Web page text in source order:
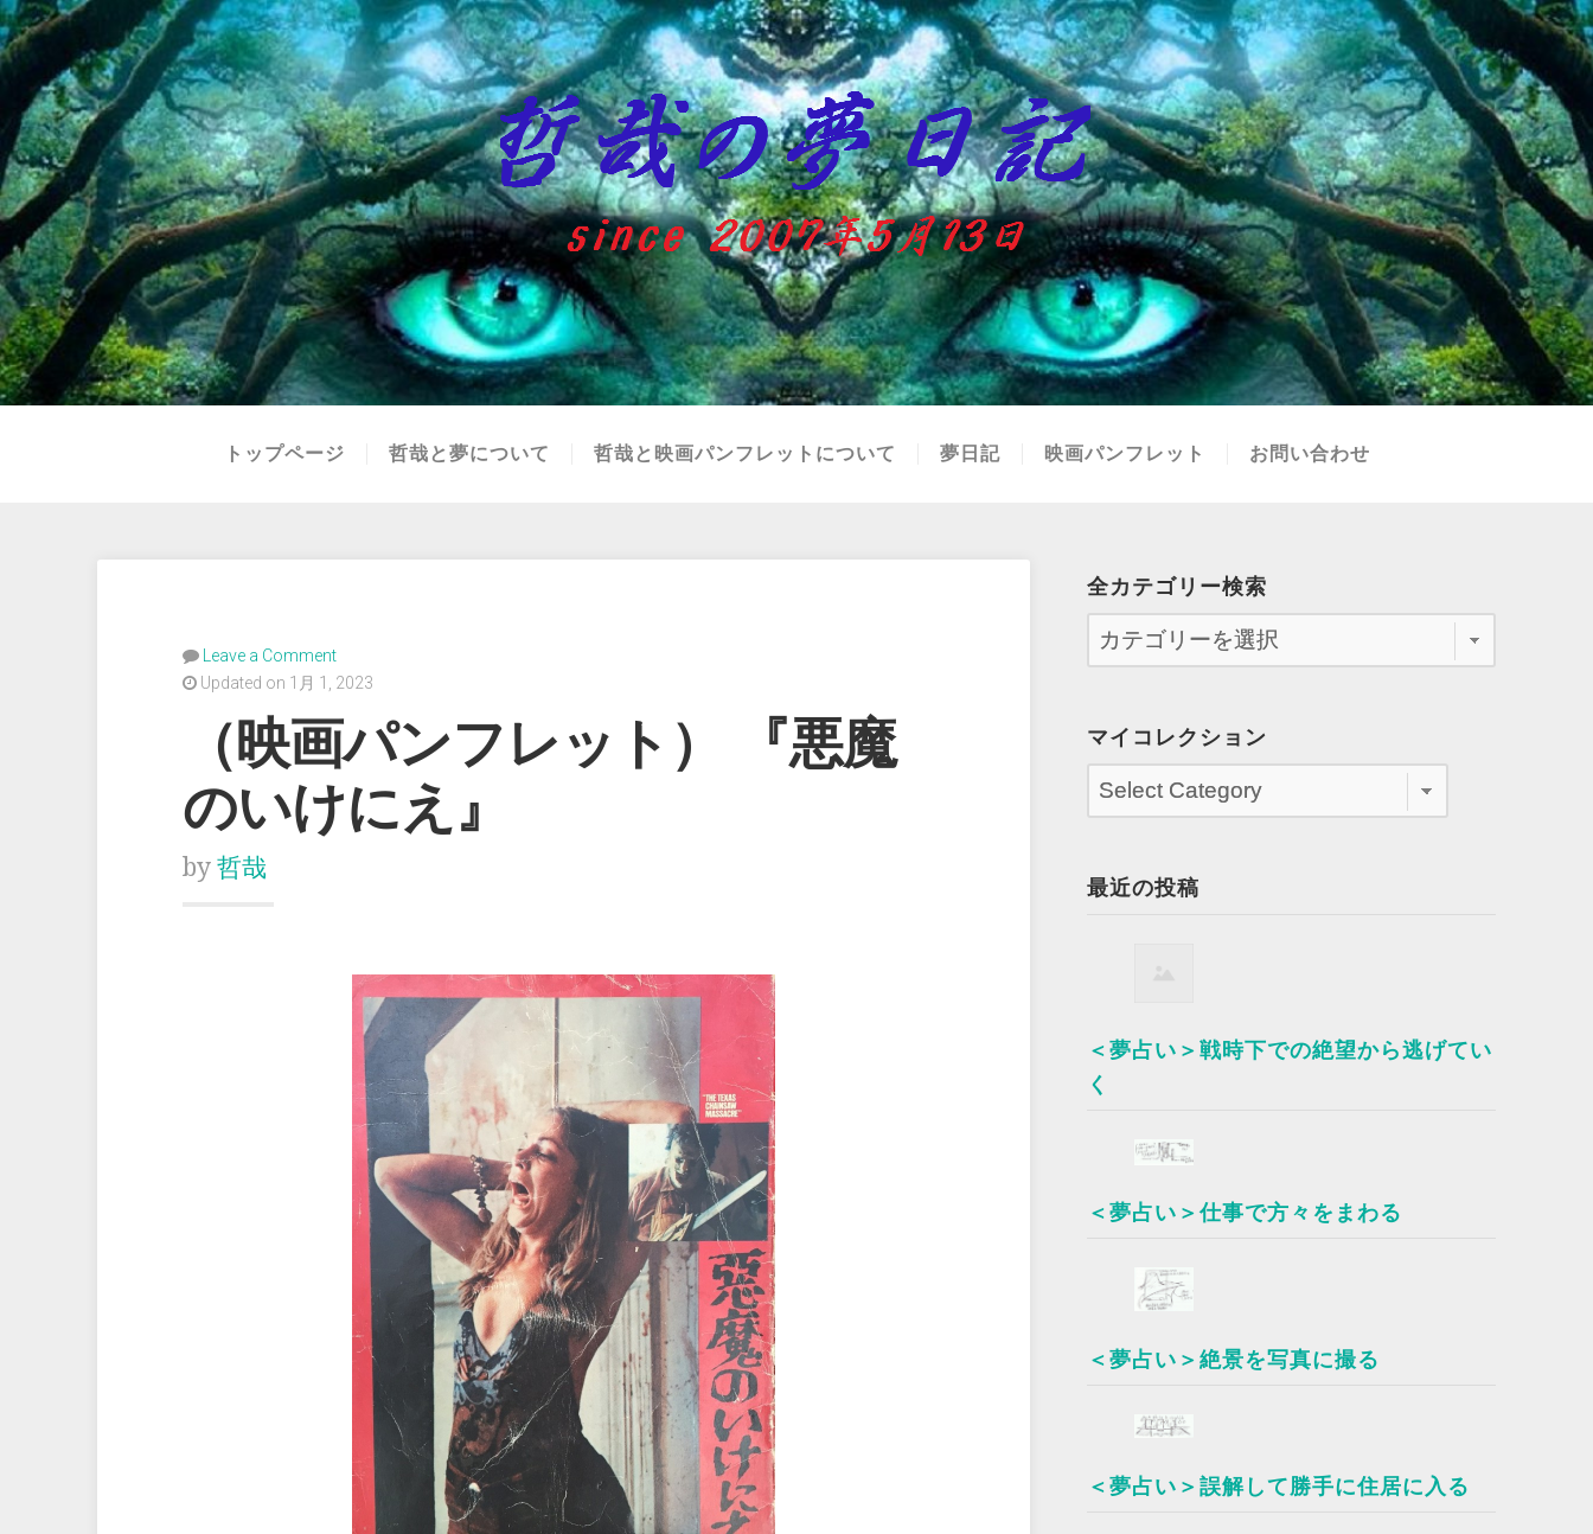
トップページ 哲哉と夢について 哲哉と映画パンフレットについて 夢日記 映画パンフレット お問い合わせ
Leave a Comment
Updated on 1月 1, 2023
（映画パンフレット） 『悪魔
のいけにえ』
by 哲哉
全カテゴリー検索
マイコレクション
最近の投稿
＜夢占い＞戦時下での絶望から逃げてい
く
＜夢占い＞仕事で方々をまわる
＜夢占い＞絶景を写真に撮る
＜夢占い＞誤解して勝手に住居に入る